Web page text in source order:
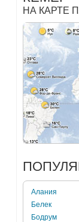
НА КАРТЕ
Алания
Белек
Бодрум